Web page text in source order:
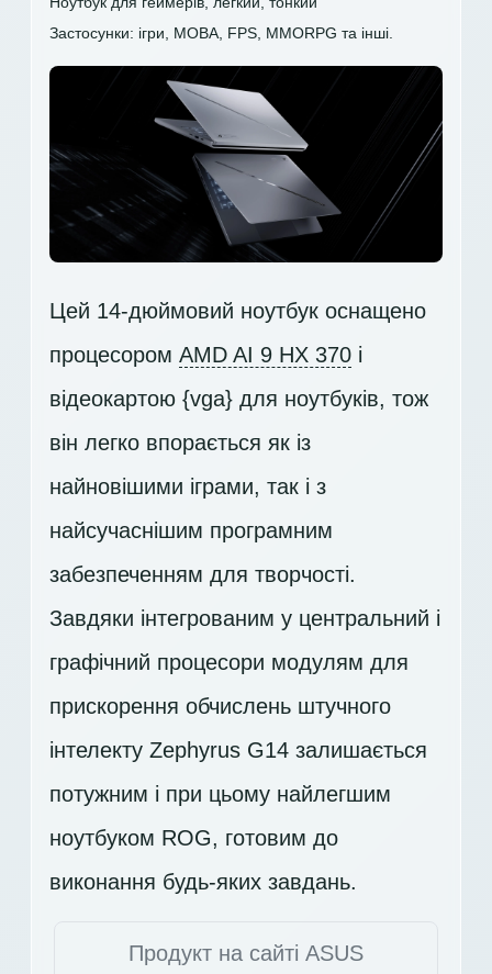
Застосунки: ігри, MOBA, FPS, MMORPG та інші.
Цей 14-дюймовий ноутбук оснащено
процесором AMD AI 9 HX 370 і
відеокартою {vga} для ноутбуків, тож
він легко впорається як із
найновішими іграми, так і з
найсучаснішим програмним
забезпеченням для творчості.
Завдяки інтегрованим у центральний і
графічний процесори модулям для
прискорення обчислень штучного
інтелекту Zephyrus G14 залишається
потужним і при цьому найлегшим
ноутбуком ROG, готовим до
виконання будь-яких завдань.
Продукт на сайті ASUS